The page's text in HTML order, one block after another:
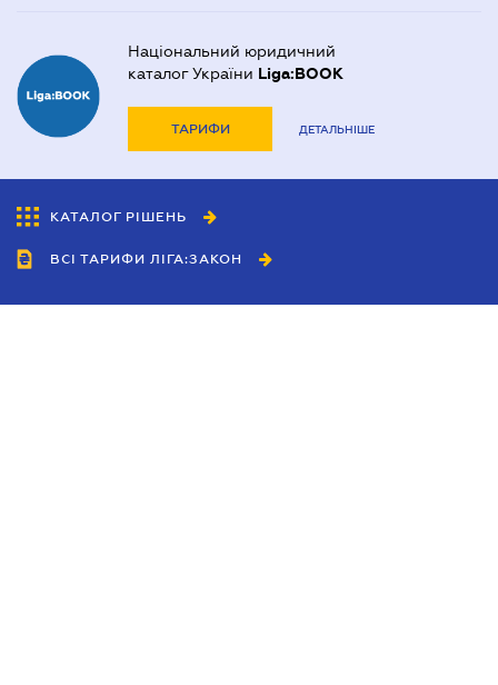
Національний юридичний
каталог України Liga:BOOK
ТАРИФИ ДЕТАЛЬНІШЕ
КАТАЛОГ РІШЕНЬ
ВСІ ТАРИФИ ЛІГА:ЗАКОН